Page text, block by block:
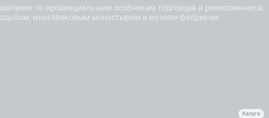
по провинциальным особнякам торговцев и ремесленников,
многовековым монастырям и музеям-фабрикам
Калуга